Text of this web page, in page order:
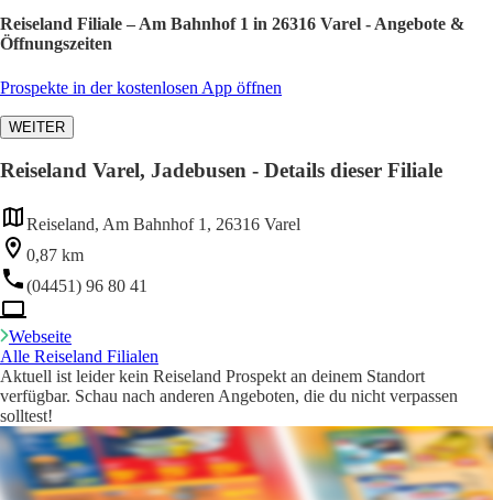
Reiseland Filiale – Am Bahnhof 1 in 26316 Varel - Angebote &
Öffnungszeiten
Prospekte in der kostenlosen App öffnen
WEITER
Reiseland Varel, Jadebusen - Details dieser Filiale
Reiseland, Am Bahnhof 1, 26316 Varel
0,87 km
(04451) 96 80 41
Webseite
Alle Reiseland Filialen
Aktuell ist leider kein Reiseland Prospekt an deinem Standort
verfügbar. Schau nach anderen Angeboten, die du nicht verpassen
solltest!